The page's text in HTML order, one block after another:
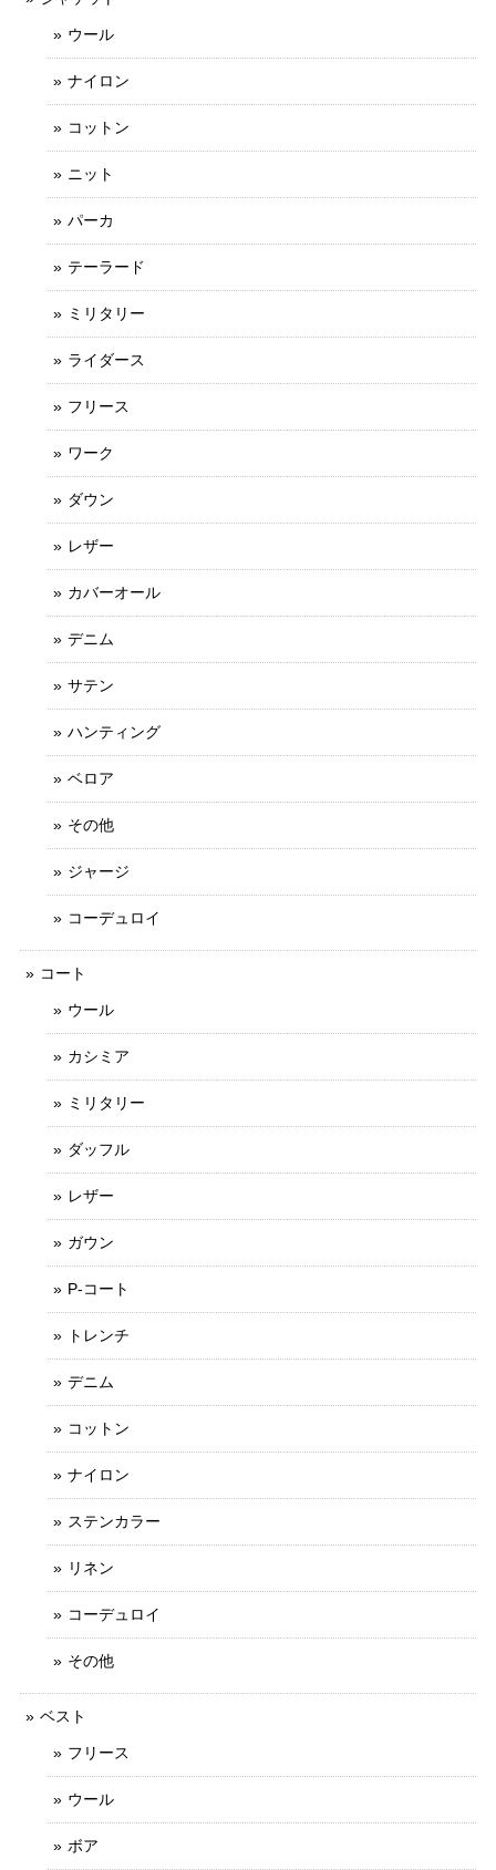
ウール
ナイロン
コットン
ニット
パーカ
テーラード
ミリタリー
ライダース
フリース
ワーク
ダウン
レザー
カバーオール
デニム
サテン
ハンティング
ベロア
その他
ジャージ
コーデュロイ
コート
ウール
カシミア
ミリタリー
ダッフル
レザー
ガウン
P-コート
トレンチ
デニム
コットン
ナイロン
ステンカラー
リネン
コーデュロイ
その他
ベスト
フリース
ウール
ボア